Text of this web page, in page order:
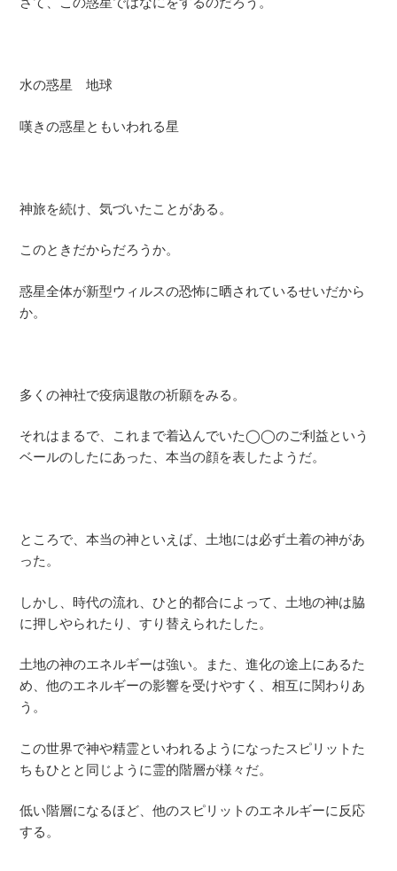
水の惑星 地球
嘆きの惑星ともいわれる星
神旅を続け、気づいたことがある。
このときだからだろうか。
惑星全体が新型ウィルスの恐怖に晒されているせいだから
か。
多くの神社で疫病退散の祈願をみる。
それはまるで、これまで着込んでいた◯◯のご利益という
ベールのしたにあった、本当の顔を表したようだ。
ところで、本当の神といえば、土地には必ず土着の神があ
った。
しかし、時代の流れ、ひと的都合によって、土地の神は脇
に押しやられたり、すり替えられたした。
土地の神のエネルギーは強い。また、進化の途上にあるた
め、他のエネルギーの影響を受けやすく、相互に関わりあ
う。
この世界で神や精霊といわれるようになったスピリットた
ちもひとと同じように霊的階層が様々だ。
低い階層になるほど、他のスピリットのエネルギーに反応
する。